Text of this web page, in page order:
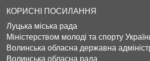
КОРИСНІ ПОСИЛАННЯ
Луцька міська рада
Міністерством молоді та спорту
Волинська обласна державна
Волинська обласна рада